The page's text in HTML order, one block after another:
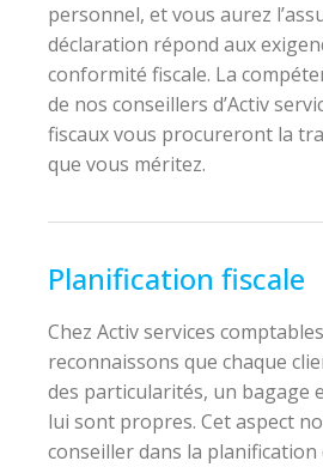
personnel, et vous aurez
déclaration répond aux
conformité fiscale. La
de nos conseillers d’Activ
fiscaux vous procureront la
que vous méritez.
Planification fiscale
Chez Activ services
reconnaissons que chaque
des particularités, un bagage
lui sont propres. Cet aspect
conseiller dans la